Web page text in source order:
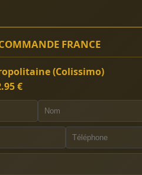
FRANCE
(Colissimo)
€